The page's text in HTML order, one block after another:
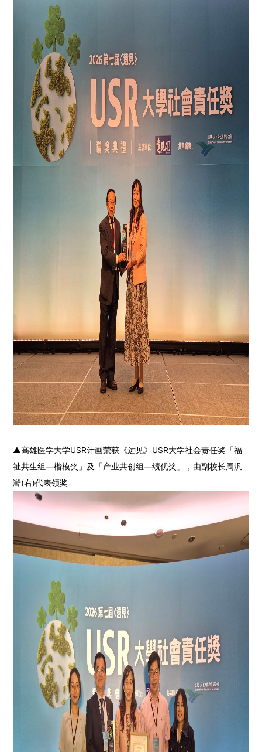
▲高雄医学大学USR计画荣获《远见》USR大学社会责任奖「福
祉共生组—楷模奖」及「产业共创组—绩优奖」，由副校长周汎
澔(右)代表领奖